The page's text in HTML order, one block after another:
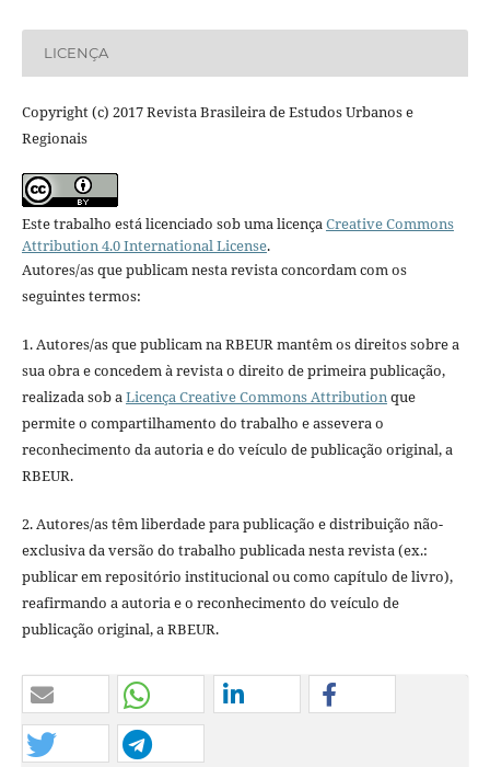
LICENÇA
Copyright (c) 2017 Revista Brasileira de Estudos Urbanos e
Regionais
Este trabalho está licenciado sob uma licençaCreative Commons
Attribution 4.0 International License.
Autores/as que publicam nesta revista concordam com os
seguintes termos:
1. Autores/as que publicam na RBEUR mantêm os direitos sobre a
sua obra e concedem à revista o direito de primeira publicação,
realizada sob aLicença Creative Commons Attributionque
permite o compartilhamento do trabalho e assevera o
reconhecimento da autoria e do veículo de publicação original, a
RBEUR.
2. Autores/as têm liberdade para publicação e distribuição não-
exclusiva da versão do trabalho publicada nesta revista (ex.:
publicar em repositório institucional ou como capítulo de livro),
reafirmando a autoria e o reconhecimento do veículo de
publicação original, a RBEUR.